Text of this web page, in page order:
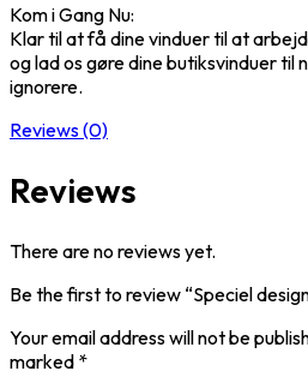
Kom i Gang Nu:
Klar til at få dine vinduer til at
og lad os gøre dine butiksvinduer til
ignorere.
Reviews (0)
Reviews
There are no reviews yet.
Be the first to review “Speciel
Your email address will not be
marked *